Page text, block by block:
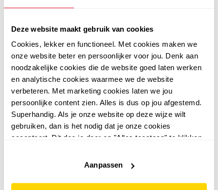
Deze website maakt gebruik van cookies
Cookies, lekker en functioneel. Met cookies maken we
onze website beter en persoonlijker voor jou. Denk aan
noodzakelijke cookies die de website goed laten werken
en analytische cookies waarmee we de website
verbeteren. Met marketing cookies laten we jou
persoonlijke content zien. Alles is dus op jou afgestemd.
Superhandig. Als je onze website op deze wijze wilt
gebruiken, dan is het nodig dat je onze cookies
accepteert. Dit doe je door op "Alles toestaan" te klikken.
website niet optimaal functioneert.
Aanpassen